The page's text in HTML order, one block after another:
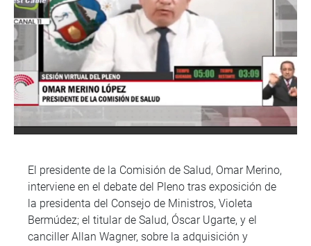
El presidente de la Comisión de Salud, Omar Merino,
interviene en el debate del Pleno tras exposición de
la presidenta del Consejo de Ministros, Violeta
Bermúdez; el titular de Salud, Óscar Ugarte, y el
canciller Allan Wagner, sobre la adquisición y